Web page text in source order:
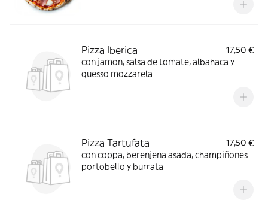
Pizza Iberica
17,50 €
con jamon, salsa de tomate, albahaca y
quesso mozzarela
Pizza Tartufata
17,50 €
con coppa, berenjena asada, champiñones
portobello y burrata